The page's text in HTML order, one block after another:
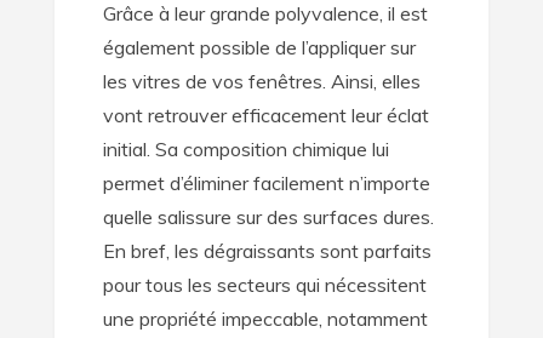
Grâce à leur grande polyvalence, il est
également possible de l’appliquer sur
les vitres de vos fenêtres. Ainsi, elles
vont retrouver efficacement leur éclat
initial. Sa composition chimique lui
permet d’éliminer facilement n’importe
quelle salissure sur des surfaces dures.
En bref, les dégraissants sont parfaits
pour tous les secteurs qui nécessitent
une propriété impeccable, notamment